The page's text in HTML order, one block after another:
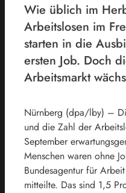
Wie üblich im
Arbeitslosen im
starten in die
ersten Job. Doch
Arbeitsmarkt
Nürnberg (dpa/lby) –
und die Zahl der
September
Menschen waren ohne
Bundesagentur für
mitteilte. Das sind 1,5